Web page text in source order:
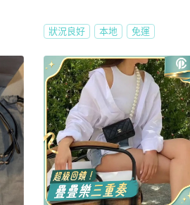
狀況良好 本地 免運